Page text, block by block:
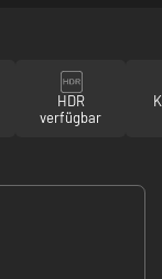
HDR
verfügbar